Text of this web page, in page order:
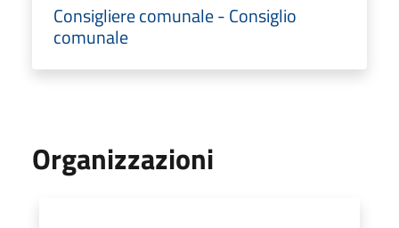
Consigliere comunale - Consiglio
comunale
Organizzazioni